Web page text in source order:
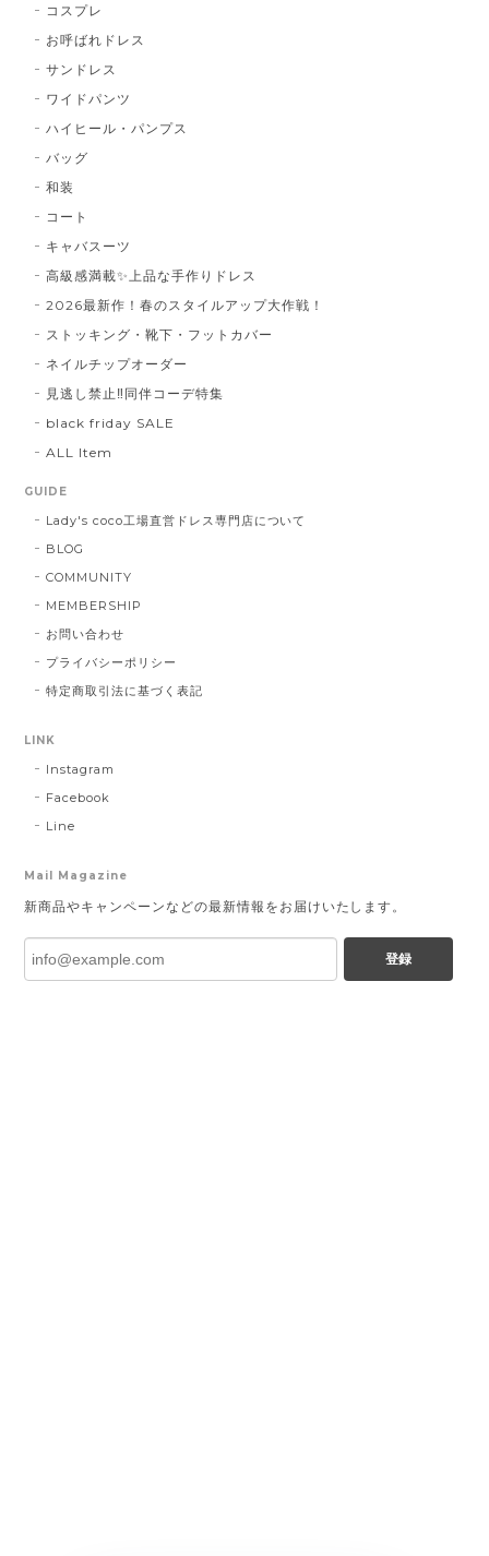
コスプレ
お呼ばれドレス
サンドレス
ワイドパンツ
ハイヒール・パンプス
バッグ
和装
コート
キャバスーツ
高級感満載✨上品な手作りドレス
2026最新作！春のスタイルアップ大作戦！
ストッキング・靴下・フットカバー
ネイルチップオーダー
見逃し禁止‼同伴コーデ特集
black friday SALE
ALL Item
GUIDE
Lady's coco工場直営ドレス専門店について
BLOG
COMMUNITY
MEMBERSHIP
お問い合わせ
プライバシーポリシー
特定商取引法に基づく表記
LINK
Instagram
Facebook
Line
Mail Magazine
新商品やキャンペーンなどの最新情報をお届けいたします。
登録